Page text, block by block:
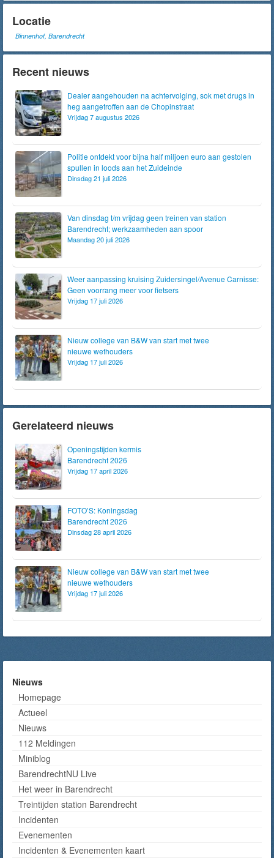
Locatie
Binnenhof, Barendrecht
Recent nieuws
Dealer aangehouden na achtervolging, sok met drugs in
heg aangetroffen aan de Chopinstraat
Vrijdag 7 augustus 2026
Politie ontdekt voor bijna half miljoen euro aan gestolen
spullen in loods aan het Zuideinde
Dinsdag 21 juli 2026
Van dinsdag t/m vrijdag geen treinen van station
Barendrecht; werkzaamheden aan spoor
Maandag 20 juli 2026
Weer aanpassing kruising Zuidersingel/Avenue Carnisse:
Geen voorrang meer voor fietsers
Vrijdag 17 juli 2026
Nieuw college van B&W van start met twee
nieuwe wethouders
Vrijdag 17 juli 2026
Gerelateerd nieuws
Openingstijden kermis
Barendrecht 2026
Vrijdag 17 april 2026
FOTO’S: Koningsdag
Barendrecht 2026
Dinsdag 28 april 2026
Nieuw college van B&W van start met twee
nieuwe wethouders
Vrijdag 17 juli 2026
Nieuws
Homepage
Actueel
Nieuws
112 Meldingen
Miniblog
BarendrechtNU Live
Het weer in Barendrecht
Treintijden station Barendrecht
Incidenten
Evenementen
Incidenten & Evenementen kaart